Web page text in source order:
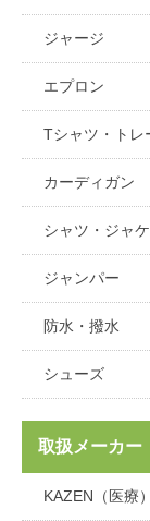
ジャージ
エプロン
Tシャツ・トレ
カーディガン
シャツ・ジャ
ジャンパー
防水・撥水
シューズ
取扱メーカー
KAZEN（医療）